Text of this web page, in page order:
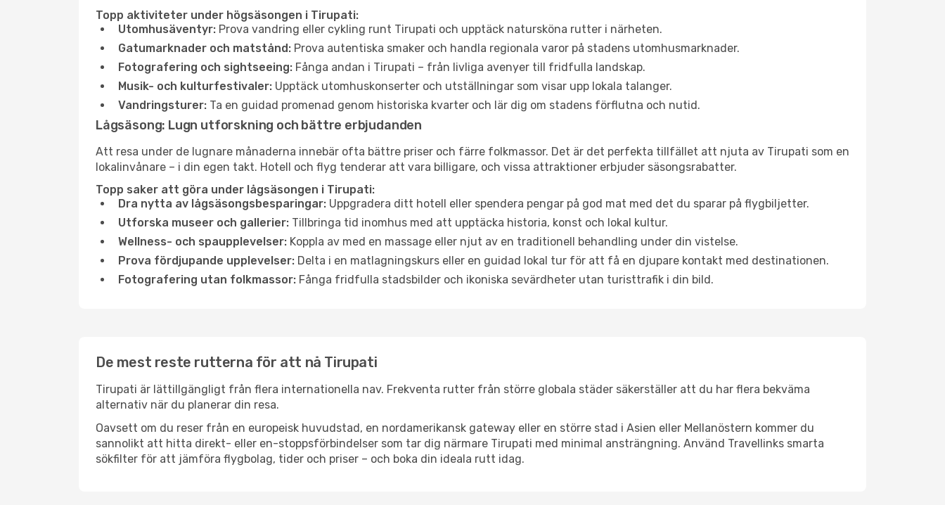
Topp aktiviteter under högsäsongen i Tirupati:
Utomhusäventyr: Prova vandring eller cykling runt Tirupati och upptäck natursköna rutter i närheten.
Gatumarknader och matstånd: Prova autentiska smaker och handla regionala varor på stadens utomhusmarknader.
Fotografering och sightseeing: Fånga andan i Tirupati – från livliga avenyer till fridfulla landskap.
Musik- och kulturfestivaler: Upptäck utomhuskonserter och utställningar som visar upp lokala talanger.
Vandringsturer: Ta en guidad promenad genom historiska kvarter och lär dig om stadens förflutna och nutid.
Lågsäsong: Lugn utforskning och bättre erbjudanden
Att resa under de lugnare månaderna innebär ofta bättre priser och färre folkmassor. Det är det perfekta tillfället att njuta av Tirupati som en
lokalinvånare – i din egen takt. Hotell och flyg tenderar att vara billigare, och vissa attraktioner erbjuder säsongsrabatter.
Topp saker att göra under lågsäsongen i Tirupati:
Dra nytta av lågsäsongsbesparingar: Uppgradera ditt hotell eller spendera pengar på god mat med det du sparar på flygbiljetter.
Utforska museer och gallerier: Tillbringa tid inomhus med att upptäcka historia, konst och lokal kultur.
Wellness- och spaupplevelser: Koppla av med en massage eller njut av en traditionell behandling under din vistelse.
Prova fördjupande upplevelser: Delta i en matlagningskurs eller en guidad lokal tur för att få en djupare kontakt med destinationen.
Fotografering utan folkmassor: Fånga fridfulla stadsbilder och ikoniska sevärdheter utan turisttrafik i din bild.
De mest reste rutterna för att nå Tirupati
Tirupati är lättillgängligt från flera internationella nav. Frekventa rutter från större globala städer säkerställer att du har flera bekväma
alternativ när du planerar din resa.
Oavsett om du reser från en europeisk huvudstad, en nordamerikansk gateway eller en större stad i Asien eller Mellanöstern kommer du
sannolikt att hitta direkt- eller en-stoppsförbindelser som tar dig närmare Tirupati med minimal ansträngning. Använd Travellinks smarta
sökfilter för att jämföra flygbolag, tider och priser – och boka din ideala rutt idag.